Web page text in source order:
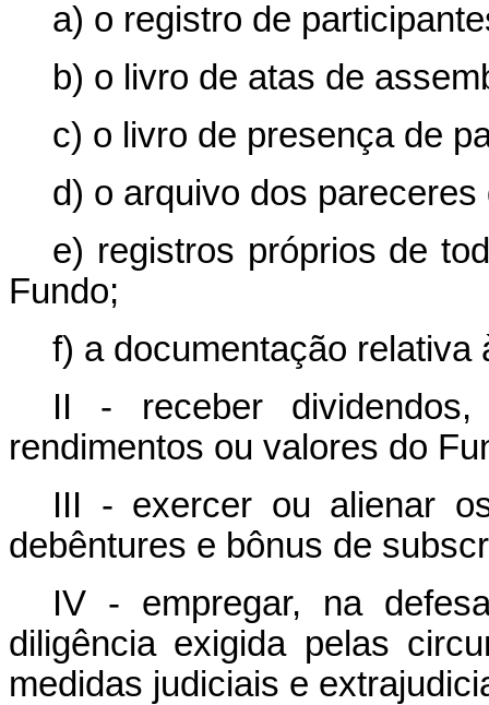
a) o registro de
b) o livro de atas de
c) o livro de presença de
d) o arquivo dos
e) registros próprios de
Fundo;
f) a documentação relativa
II - receber
rendimentos ou valores do
III - exercer ou alienar
debêntures e bônus de
IV - empregar, na
diligência exigida pelas
medidas judiciais e